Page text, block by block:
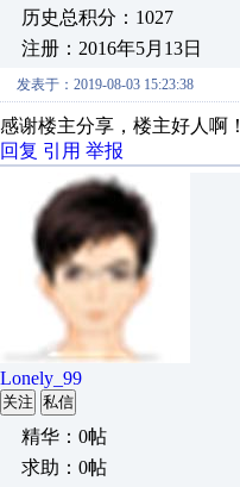
历史总积分：1027
注册：2016年5月13日
发表于：2019-08-03 15:23:38
感谢楼主分享，楼主好人啊！
回复 引用 举报
Lonely_99
关注 私信
精华：0帖
求助：0帖